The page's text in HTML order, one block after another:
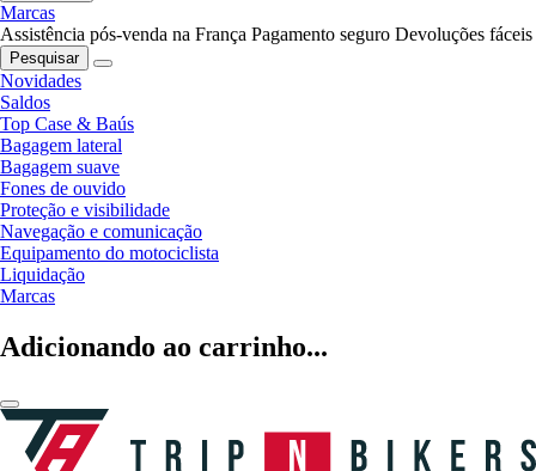
Marcas
Assistência pós-venda na França Pagamento seguro Devoluções fáceis
Pesquisar
Novidades
Saldos
Top Case & Baús
Bagagem lateral
Bagagem suave
Fones de ouvido
Proteção e visibilidade
Navegação e comunicação
Equipamento do motociclista
Liquidação
Marcas
Adicionando ao carrinho...